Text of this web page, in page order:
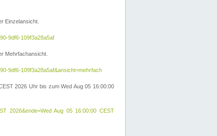
Einzelansicht.
9df6-109f3a28a5af
Mehrfachansicht.
9df6-109f3a28a5af&ansicht=mehrfach
2026 Uhr bis zum Wed Aug 05 16:00:00
2026&ende=Wed Aug 05 16:00:00 CEST